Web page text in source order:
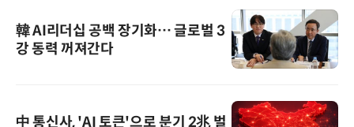
韓 AI리더십 공백 장기화… 글로벌 3
강 동력 꺼져간다
中 통신사, 'AI 토큰'으로 분기 2兆 벌